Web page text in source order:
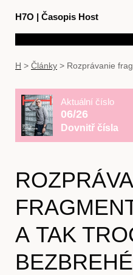
H7O | Časopis Host
H > Články > Rozprávanie
Aktuální číslo
06/26
Dovnitř čísla
A TAK
BEZBREHÉ